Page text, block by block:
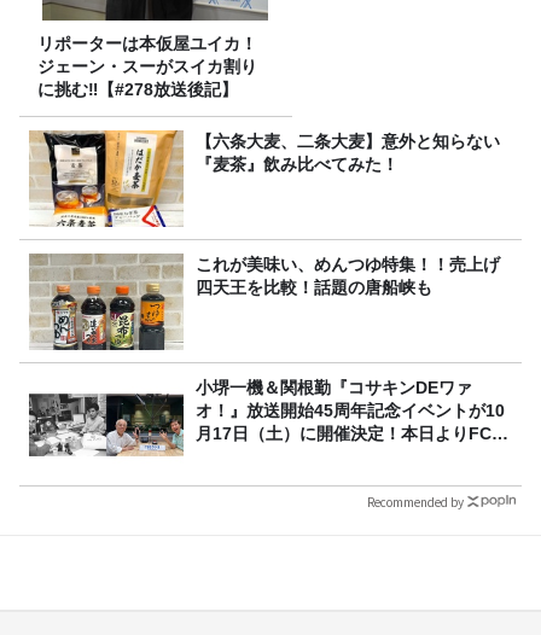
リポーターは本仮屋ユイカ！
ジェーン・スーがスイカ割り
に挑む‼【#278放送後記】
【六条大麦、二条大麦】意外と知らない
『麦茶』飲み比べてみた！
これが美味い、めんつゆ特集！！売上げ
四天王を比較！話題の唐船峡も
小堺一機＆関根勤『コサキンDEワァ
オ！』放送開始45周年記念イベントが10
月17日（土）に開催決定！本日よりFC先
Recommended by